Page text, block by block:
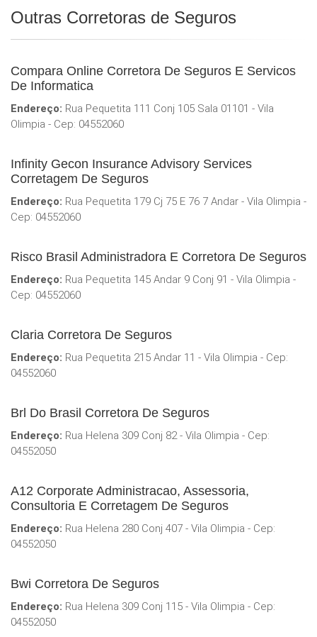
Outras Corretoras de Seguros
Compara Online Corretora De Seguros E Servicos
De Informatica
Endereço: Rua Pequetita 111 Conj 105 Sala 01101 - Vila
Olimpia - Cep: 04552060
Infinity Gecon Insurance Advisory Services
Corretagem De Seguros
Endereço: Rua Pequetita 179 Cj 75 E 76 7 Andar - Vila Olimpia -
Cep: 04552060
Risco Brasil Administradora E Corretora De Seguros
Endereço: Rua Pequetita 145 Andar 9 Conj 91 - Vila Olimpia -
Cep: 04552060
Claria Corretora De Seguros
Endereço: Rua Pequetita 215 Andar 11 - Vila Olimpia - Cep:
04552060
Brl Do Brasil Corretora De Seguros
Endereço: Rua Helena 309 Conj 82 - Vila Olimpia - Cep:
04552050
A12 Corporate Administracao, Assessoria,
Consultoria E Corretagem De Seguros
Endereço: Rua Helena 280 Conj 407 - Vila Olimpia - Cep:
04552050
Bwi Corretora De Seguros
Endereço: Rua Helena 309 Conj 115 - Vila Olimpia - Cep:
04552050